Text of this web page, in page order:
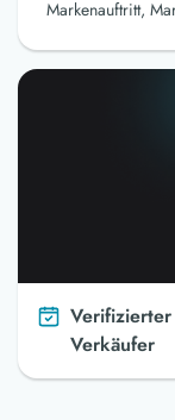
Verifizierter
Verkäufer
Markenauftritt,